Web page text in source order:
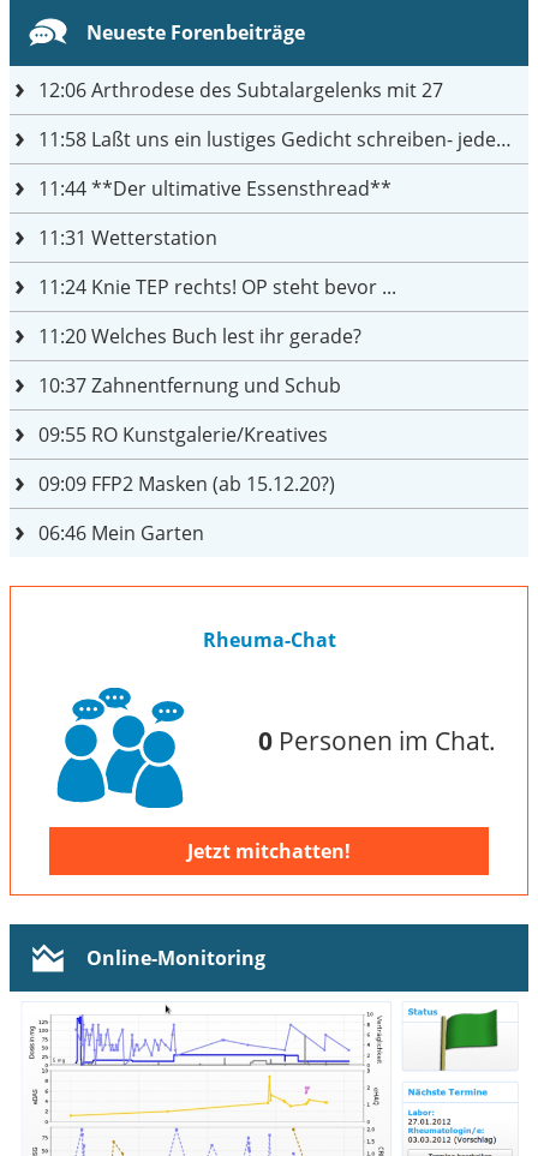
Neueste Forenbeiträge
12:06Arthrodese des Subtalargelenks mit 27
11:58 Laßt uns ein lustiges Gedicht schreiben- jeder einen Satz
11:44**Der ultimative Essensthread**
11:31 Wetterstation
11:24 Knie TEP rechts! OP steht bevor ...
11:20Welches Buch lest ihr gerade?
10:37Zahnentfernung und Schub
09:55 RO Kunstgalerie/Kreatives
09:09 FFP2 Masken (ab 15.12.20?)
06:46 Mein Garten
Rheuma-Chat
0Personen im Chat.
Jetzt mitchatten!
Online-Monitoring